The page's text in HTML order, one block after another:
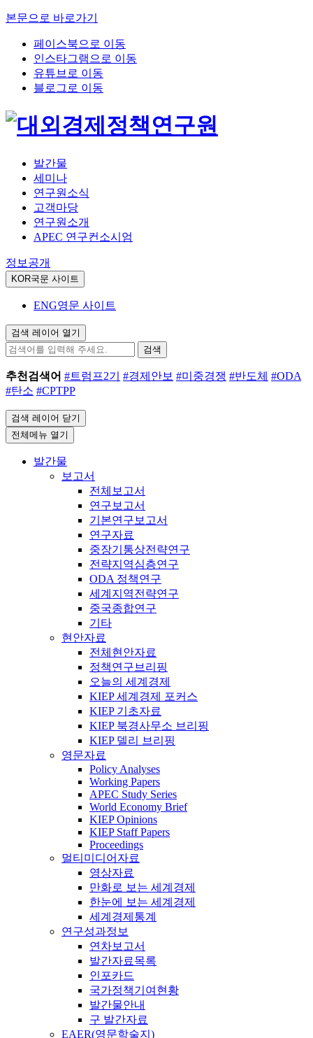
본문으로 바로가기
페이스북으로 이동
인스타그램으로 이동
유튜브로 이동
블로그로 이동
발간물
세미나
연구원소식
고객마당
연구원소개
APEC 연구컨소시엄
정보공개
KOR국문 사이트
ENG영문 사이트
검색 레이어 열기
검색
추천검색어 #트럼프2기 #경제안보 #미중경쟁 #반도체 #ODA
#탄소 #CPTPP
검색 레이어 닫기
전체메뉴 열기
발간물
보고서
전체보고서
연구보고서
기본연구보고서
연구자료
중장기통상전략연구
전략지역심층연구
ODA 정책연구
세계지역전략연구
중국종합연구
기타
현안자료
전체현안자료
정책연구브리핑
오늘의 세계경제
KIEP 세계경제 포커스
KIEP 기초자료
KIEP 북경사무소 브리핑
KIEP 델리 브리핑
영문자료
Policy Analyses
Working Papers
APEC Study Series
World Economy Brief
KIEP Opinions
KIEP Staff Papers
Proceedings
멀티미디어자료
영상자료
만화로 보는 세계경제
한눈에 보는 세계경제
세계경제통계
연구성과정보
연차보고서
발간자료목록
인포카드
국가정책기여현황
발간물안내
구 발간자료
EAER(영문학술지)